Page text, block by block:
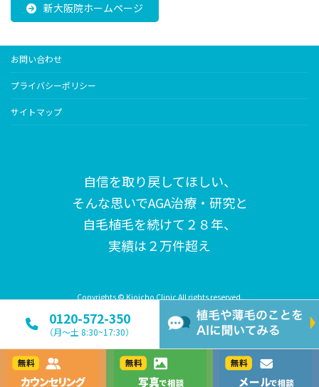
新大阪院ホームページ
お問い合わせ
プライバシーポリシー
サイトマップ
自信を取り戻してほしい、
そんな思いでAGA治療・研究と
自毛植毛を続けて２８年、
実績は２万件超え
Copyrights © Kioicho Clinic All rights reserved.
0120-572-350
（月〜土 8:30~17:30）
カウンセリング 写真で相談 メールで相談